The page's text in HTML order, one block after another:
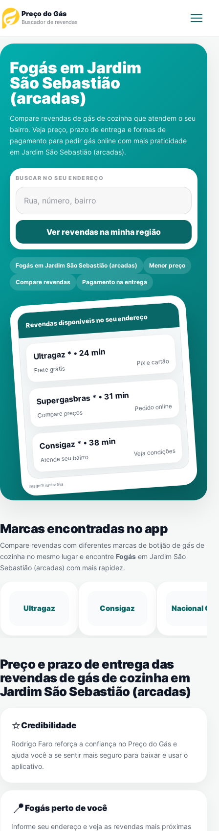
Preço do Gás
Buscador de revendas
Revendedor
Notícias
Cadastre-se
Gás
Contatos
Fogás emJardim
São Sebastião
(arcadas)
Compare revendas de gás de cozinha que atendem o seu
bairro. Veja preço, prazo de entrega e formas de
pagamento para pedir gás online com mais praticidade
em Jardim São Sebastião (arcadas).
BUSCAR NO SEU ENDEREÇO
Rua, número, bairro
Ver revendas na minha região
Fogás em Jardim São Sebastião (arcadas) Menor preço
Compare revendas Pagamento na entrega
Revendas disponíveis no seu endereço
Ultragaz * • 24 min
Frete grátis
Pix e cartão
Supergasbras * • 31 min
Compare preços
Pedido online
Consigaz * • 38 min
Atende seu bairro
Veja condições
Imagem ilustrativa
Marcas encontradas no app
Compare revendas com diferentes marcas de botijão de gás de
cozinha no mesmo lugar e encontre Fogás em Jardim São
Sebastião (arcadas) com mais rapidez.
Ultragaz Consigaz Nacional Gás
Preço e prazo de entrega das
revendas de gás de cozinha em
Jardim São Sebastião (arcadas)
⭐Credibilidade
Rodrigo Faro reforça a confiança no Preço do Gás e
ajuda você a se sentir mais seguro para baixar e usar o
aplicativo.
📍Fogás perto de você
Informe seu endereço e veja as revendas mais próximas